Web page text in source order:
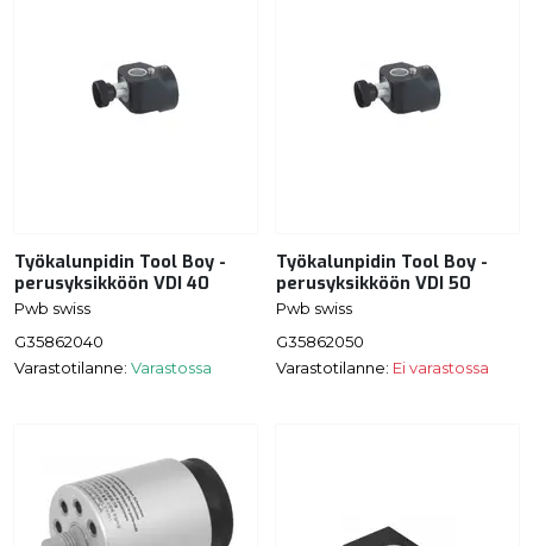
Työkalunpidin Tool Boy -
perusyksikköön VDI 40
Pwb swiss
G35862040
Varastotilanne: Varastossa
Työkalunpidin Tool Boy -
perusyksikköön VDI 50
Pwb swiss
G35862050
Varastotilanne: Ei varastossa